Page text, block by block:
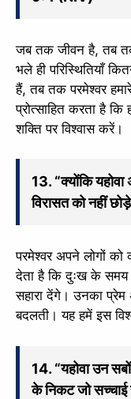
जब तक जीवन है, तब
भले ही परिस्थितियाँ
हैं, तब तक परमेश्वर
प्रोत्साहित करता है
शक्ति पर विश्वास करें।
13. “क्योंकि यहोवा
विरासत को नहीं
परमेश्वर अपने लोगों
देता है कि दुःख के समय
सहारा देंगे। उनका
बदलती। यह हमें इस
14. “यहोवा उन
के निकट जो
आज ही Slice App
UPI पेमेंट करें। पेमेंट करते
(रेफरल कोड डालना न